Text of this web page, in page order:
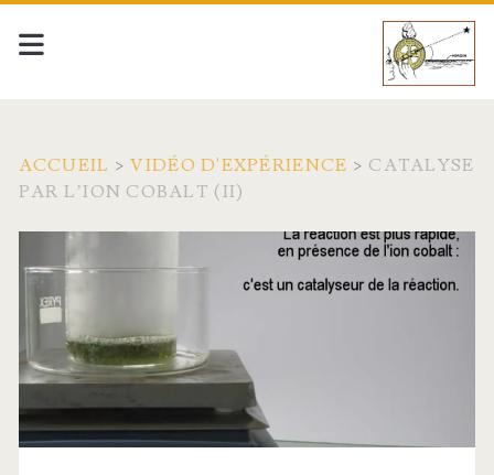
ACCUEIL >VIDÉO D'EXPÉRIENCE > CATALYSE
PAR L’ION COBALT (II)